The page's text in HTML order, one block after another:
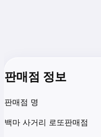
판매점 정보
판매점 명
백마 사거리 로또판매점